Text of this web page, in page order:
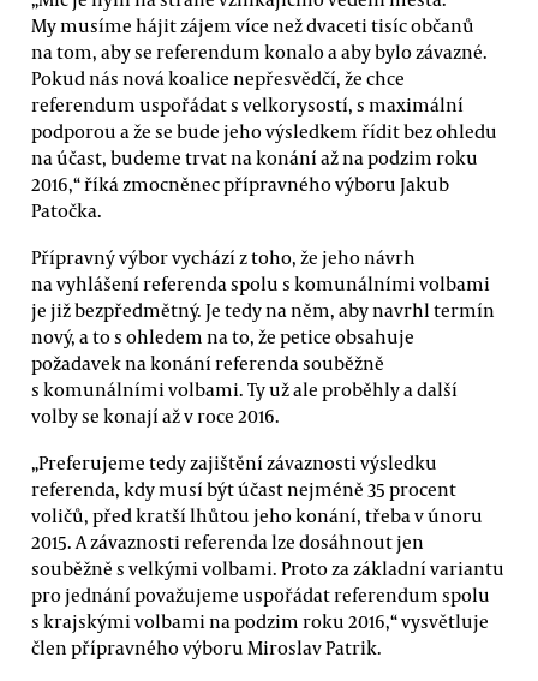
My musíme hájit zájem více než dvaceti tisíc občanů
na tom, aby se referendum konalo a aby bylo závazné.
Pokud nás nová koalice nepřesvědčí, že chce
referendum uspořádat s velkorysostí, s maximální
podporou a že se bude jeho výsledkem řídit bez ohledu
na účast, budeme trvat na konání až na podzim roku
2016,“ říká zmocněnec přípravného výboru Jakub
Patočka.
Přípravný výbor vychází z toho, že jeho návrh
na vyhlášení referenda spolu s komunálními volbami
je již bezpředmětný. Je tedy na něm, aby navrhl termín
nový, a to s ohledem na to, že petice obsahuje
požadavek na konání referenda souběžně
s komunálními volbami. Ty už ale proběhly a další
volby se konají až v roce 2016.
„Preferujeme tedy zajištění závaznosti výsledku
referenda, kdy musí být účast nejméně 35 procent
voličů, před kratší lhůtou jeho konání, třeba v únoru
2015. A závaznosti referenda lze dosáhnout jen
souběžně s velkými volbami. Proto za základní variantu
pro jednání považujeme uspořádat referendum spolu
s krajskými volbami na podzim roku 2016,“ vysvětluje
člen přípravného výboru Miroslav Patrik.